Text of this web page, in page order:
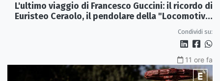
L'ultimo viaggio di Francesco Guccini: il ricordo di
Euristeo Ceraolo, il pendolare della "Locomotiva
Condividi su:
11 ore fa